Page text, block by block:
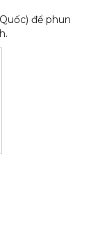
để phun